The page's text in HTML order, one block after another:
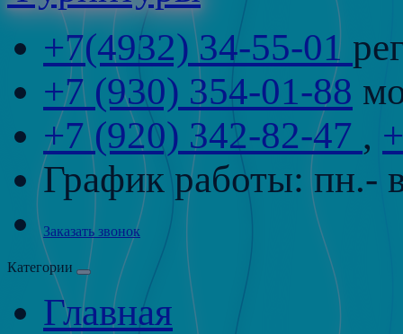
+7(4932) 34-55-01
+7 (930) 354-01-88
+7 (920) 342-82-47 ,
График работы:пн.-
Заказать звонок
Категории
Главная